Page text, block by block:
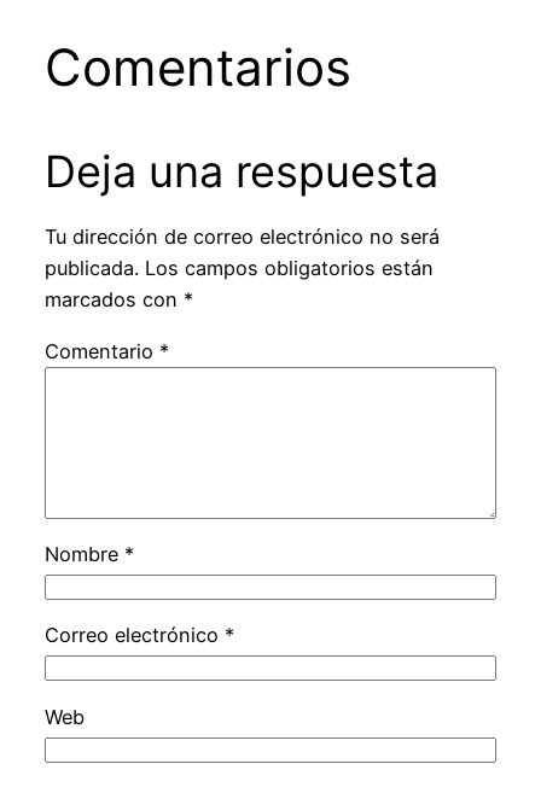
Comentarios
Deja una respuesta
Tu dirección de correo electrónico no será
publicada. Los campos obligatorios están
marcados con *
Comentario *
Nombre *
Correo electrónico *
Web